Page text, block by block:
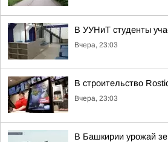
В УУНиТ студенты
Вчера, 23:03
В строительство
Вчера, 23:03
В Башкирии урожай